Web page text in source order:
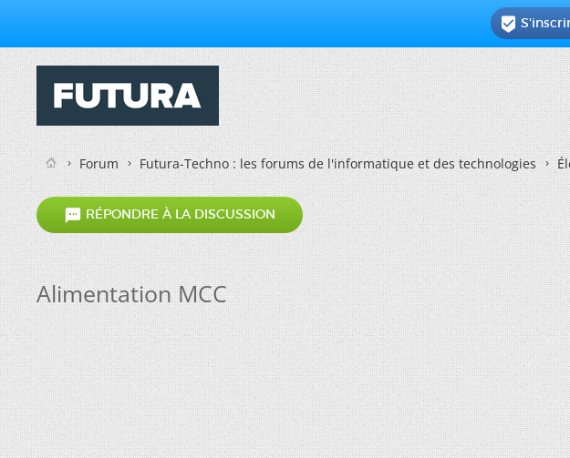

Forum Futura-Techno : les forums de l'informatique et des technologies
 RÉPONDRE À LA DISCUSSION
Alimentation MCC